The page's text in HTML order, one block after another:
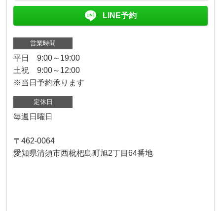
LINE予約
営業時間
平日 9:00～19:00
土祝 9:00～12:00
※当日予約承ります
定休日
毎週日曜日
〒462-0064
愛知県清須市西枇杷島町旭2丁目64番地